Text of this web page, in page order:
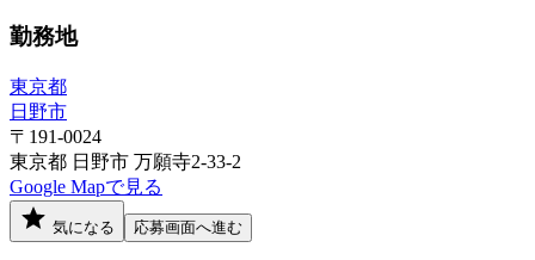
勤務地
東京都
日野市
〒191-0024
東京都 日野市 万願寺2-33-2
Google Mapで見る
気になる 応募画面へ進む